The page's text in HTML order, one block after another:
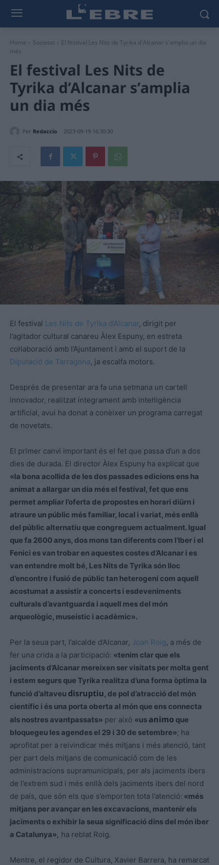
Home Societat
El festival Les Nits de Tyrika d'Alcanar s'amplia un dia
més
El festival Les Nits de
Tyrika d’Alcanar s’amplia
un dia més
Per Redaccio 2023-09-19 16:30:30
El festival Les Nits de Tyrika d’Alcanar, dirigit per
l’agitador cultural canareu Àlex Espuny, en estreta
col·laboració amb l’Ajuntament i amb el suport de la
Diputació de Tarragona, ja escalfa motors.
Després de presentar ara fa una setmana un cartell
innovador, realitzat íntegrament amb intel·ligència
artificial, avui ha donat a conèixer un programa carregat
de novetats.
El primer canvi important és el fet que passa d’un a dos
dies de durada. El director Àlex Espuny ha explicat que
«la bona acollida de les dos passades edicions ens ha
animat a allargar un dia més el festival, fet que ens
permet ampliar l’oferta de propostes en horari diürn i
atraure un públic més familiar, local i variat, més enllà
del públic alternatiu que congreguem actualment. Igual
que fa 2600 anys, dos mons tan diferents com l’Iber i el
Fenici es van trobar en aquestes costes d’Alcanar i es
van entendre molt bé, Les Nits de Tyrika són lloc
d’encontre i fusió de públic tan heterogeni com aquell
acostumat a assistir a concerts i esdeveniments
culturals d’avantguarda i aquell mes del món
arqueològic, museístic i acadèmic».
Per la seua part, l’alcalde d’Alcanar, Joan Roig, a més de
fer una crida a la participació: «tenim clar que els
jaciments d’Alcanar mereixen ser visitats per molta gent
i estem segurs que Tyrika realitza d’una forma òptima la
funció d’altaveu disruptiu, de pol d’atracció del món
científic i és una porta oberta al món que ens connecta
als nostres avantpassats» per això «us animo que
bloquegeu les agendes el 29 i 30 de setembre»; ha
aprofitat per a reivindicar més mitjans i més atenció, tant
per part dels mitjans de comunicació com de les
administracions supramunicipals, per als jaciments ibers
de l’extrem sud i més enllà dels jaciments ibers del nord
de país, que són els que s’emporten tota l’atenció: «més
mitjans per avançar en les excavacions, mantenir els
jaciments o exhibir la seua significació dins del món iber
a Catalunya», ha reblat Roig.
Mentre, el regidor de Cultura, Xavier Barrera, ha remarcat